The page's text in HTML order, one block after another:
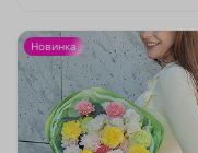
Новинка